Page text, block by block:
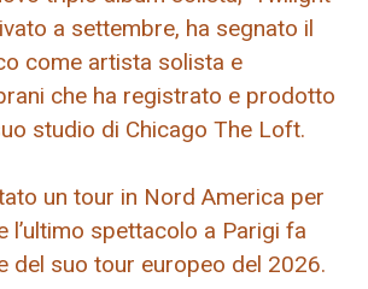
a settembre, ha segnato il
come artista solista e
che ha registrato e prodotto
studio di Chicago The Loft.
un tour in Nord America per
l’ultimo spettacolo a Parigi fa
del suo tour europeo del 2026.